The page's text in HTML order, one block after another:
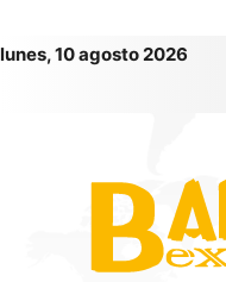
lunes, 10 agosto 2026